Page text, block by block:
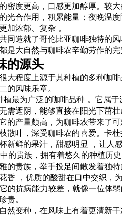
密度更高，口感更加醇厚。较
光合作用，积累能量；夜晚温
加浓郁、复杂 。
同造就了哥伦比亚咖啡独特的
是大自然与咖啡农辛勤劳作的完
的源头
大程度上源于其种植的多种咖
的风味乐章。
最为广泛的咖啡品种 。它属
需遮阴，能够直接在阳光下茁
的产量颇高，为咖啡农带来了
散叶，深受咖啡农的喜爱。卡
新鲜的果汁，甜感明显 ，让人
的贵族，拥有着悠久的种植历
的贵族，举手投足间散发着独
香 ，优质的酸甜在口中交织，
的抗病能力较差，就像一位体
贵。
然变种，在风味上有着更清新